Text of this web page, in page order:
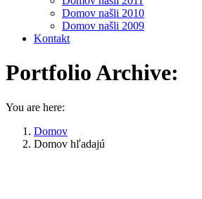
Domov našli 2010
Domov našli 2009
Kontakt
Portfolio Archive:
You are here:
Domov
Domov hľadajú